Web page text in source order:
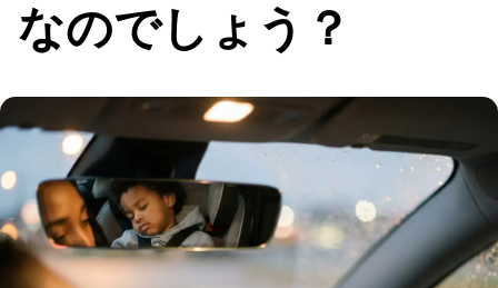
なのでしょう？